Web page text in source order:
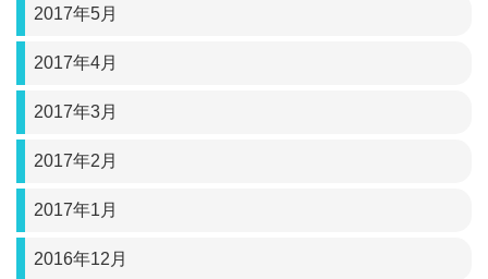
2017年5月
2017年4月
2017年3月
2017年2月
2017年1月
2016年12月